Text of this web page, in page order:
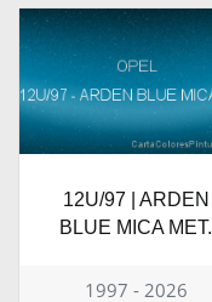
12U/97 | ARDEN
BLUE MICA MET.
1997 - 2026